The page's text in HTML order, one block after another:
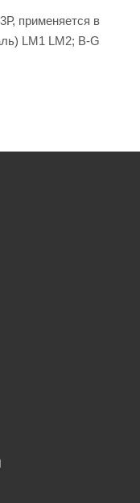
применяется в
LM1 LM2; B-G